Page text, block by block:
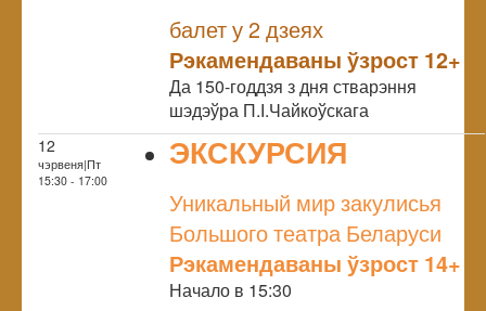
балет у 2 дзеях
Рэкамендаваны ўзрост 12+
Да 150-годдзя з дня стварэння
шэдэўра П.І.Чайкоўскага
12
чэрвеня|Пт
15:30 - 17:00
ЭКСКУРСИЯ
Уникальный мир закулисья
Большого театра Беларуси
Рэкамендаваны ўзрост 14+
Начало в 15:30